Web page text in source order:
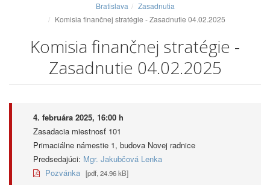
Bratislava
Zasadnutia
Komisia finančnej stratégie - Zasadnutie 04.02.2025
Komisia finančnej stratégie -
Zasadnutie 04.02.2025
4. februára 2025, 16:00 h
Zasadacia miestnosť 101
Primaciálne námestie 1, budova Novej radnice
Predsedajúci: Mgr. Jakubčová Lenka
Pozvánka [pdf, 24.96 kB]